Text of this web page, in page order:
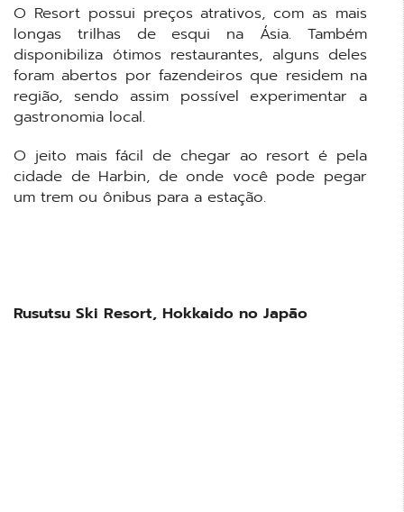
O Resort possui preços atrativos, com as mais
longas trilhas de esqui na Ásia. Também
disponibiliza ótimos restaurantes, alguns deles
foram abertos por fazendeiros que residem na
região, sendo assim possível experimentar a
gastronomia local.
O jeito mais fácil de chegar ao resort é pela
cidade de Harbin, de onde você pode pegar
um trem ou ônibus para a estação.
Rusutsu Ski Resort, Hokkaido no Japão